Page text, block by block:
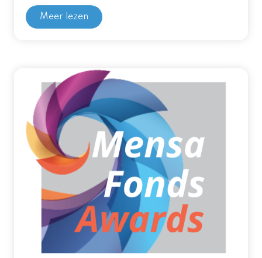
Meer lezen